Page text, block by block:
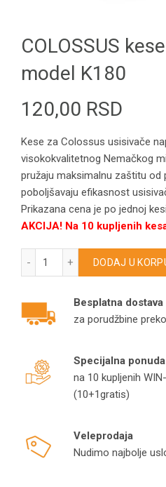
COLOSSUS
model K180
120,00 RSD
Kese za Colossus usisivače
visokokvalitetnog Nemačkog
pružaju maksimalnu zaštitu od
poboljšavaju efikasnost
Prikazana cena je po jednoj
AKCIJA! Na 10 kupljenih
COLOSSUS kese za
DODAJ U
Besplatna dostava
za porudžbine
Specijalna ponuda
na 10 kupljenih
(10+1gratis)
Veleprodaja
Nudimo najbolje